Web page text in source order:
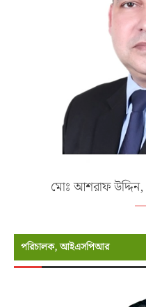
মোঃ আশরাফ উদ্দিন,
পরিচালক, আইএসপিআর